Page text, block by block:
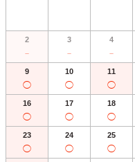
2
－
3
－
4
－
9
◯
10
◯
11
◯
16
◯
17
◯
18
◯
23
◯
24
◯
25
◯